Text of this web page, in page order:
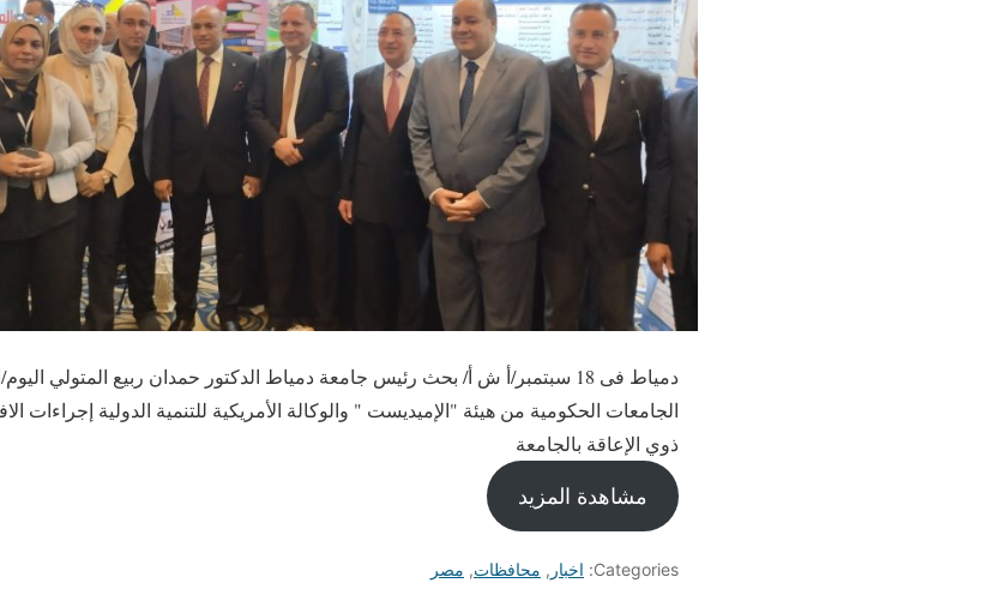
دمياط فى 18 سبتمبر/أ ش أ/ بحث رئيس جامعة دمياط الدكتور حمدان ربيع المتولي
الجامعات الحكومية من هيئة "الإميديست " والوكالة الأمريكية للتنمية الدولية إجراءات
ذوي الإعاقة بالجامعة
مشاهدة المزيد
Categories: اخبار , محافظات, مصر